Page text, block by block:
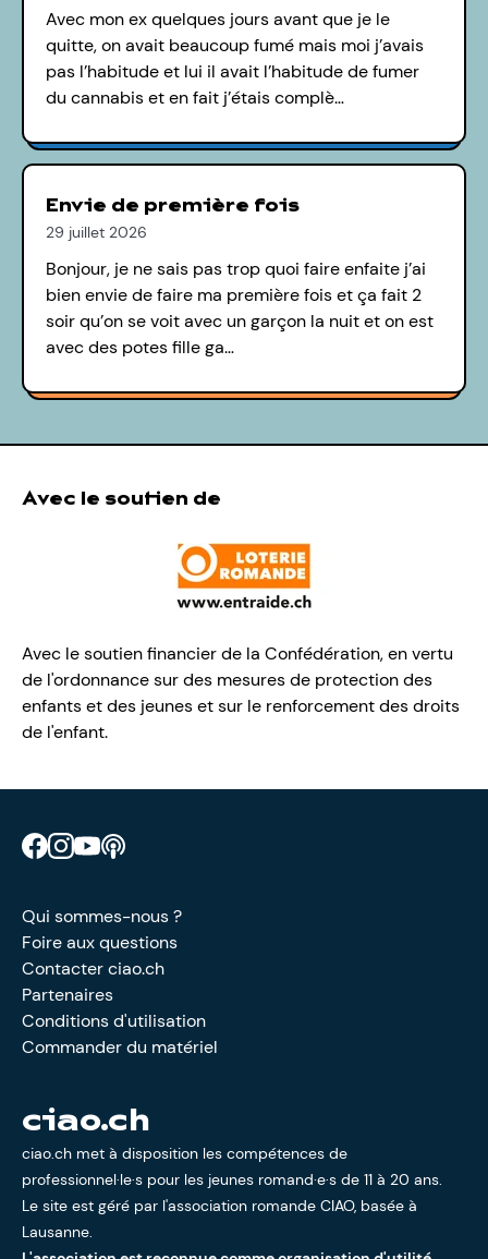
Avec mon ex quelques jours avant que je le
quitte, on avait beaucoup fumé mais moi j’avais
pas l’habitude et lui il avait l’habitude de fumer
du cannabis et en fait j’étais complè…
Envie de première fois
29 juillet 2026
Bonjour, je ne sais pas trop quoi faire enfaite j’ai
bien envie de faire ma première fois et ça fait 2
soir qu’on se voit avec un garçon la nuit et on est
avec des potes fille ga…
Avec le soutien de
Avec le soutien financier de la Confédération, en vertu
de l'ordonnance sur des mesures de protection des
enfants et des jeunes et sur le renforcement des droits
de l'enfant.
Retrouve CIAO sur Facebook
Retrouve CIAO sur Instagram
Retrouve CIAO sur YouTube
Qui sommes-nous ?
Foire aux questions
Contacter ciao.ch
Partenaires
Conditions d'utilisation
Commander du matériel
ciao.ch
ciao.ch met à disposition les compétences de
professionnel·le·s pour les jeunes romand·e·s de 11 à 20 ans.
Le site est géré par l'association romande CIAO, basée à
Lausanne.